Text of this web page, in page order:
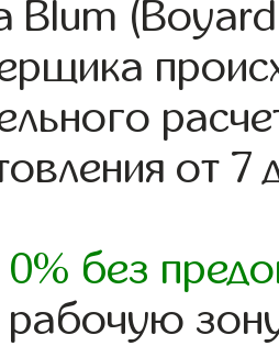
Blum
от 7
без
рабочую